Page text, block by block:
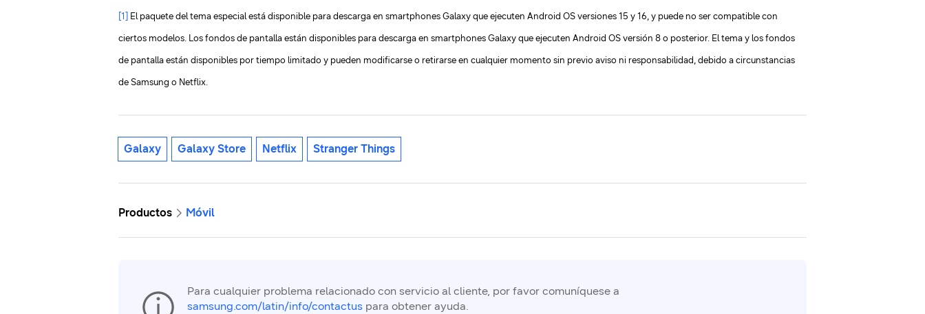
[1]
El paquete del tema especial está disponible para descarga en smartphones Galaxy que ejecuten Android OS versiones 15 y 16, y puede no ser compatible con
ciertos modelos. Los fondos de pantalla están disponibles para descarga en smartphones Galaxy que ejecuten Android OS versión 8 o posterior. El tema y los fondos
de pantalla están disponibles por tiempo limitado y pueden modificarse o retirarse en cualquier momento sin previo aviso ni responsabilidad, debido a circunstancias
de Samsung o Netflix.
Galaxy Galaxy Store Netflix Stranger Things
Productos Móvil
Para cualquier problema relacionado con servicio al cliente, por favor comuníquese a
samsung.com/latin/info/contactus para obtener ayuda.